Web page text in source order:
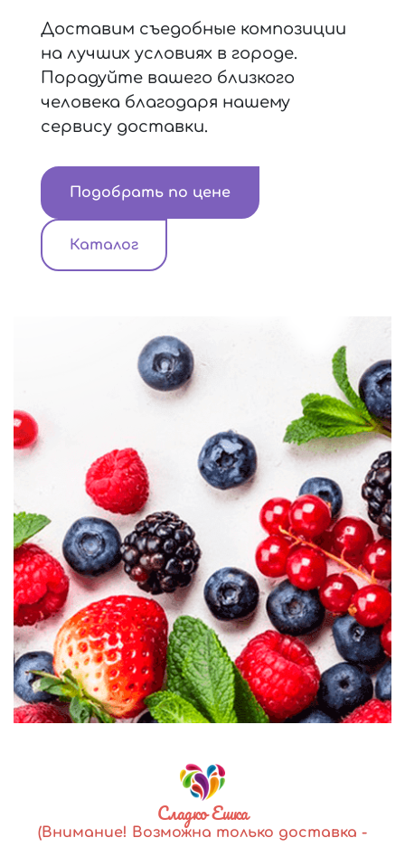
Доставим съедобные композиции
на лучших условиях в городе.
Порадуйте вашего близкого
человека благодаря нашему
сервису доставки.
Подобрать по цене
Каталог
Сладко Ешка
(Внимание! Возможна только доставка -